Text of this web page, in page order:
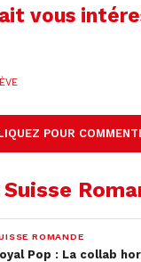
dès 22h00
vous
POUR
ROMANDE
Pop : La collab